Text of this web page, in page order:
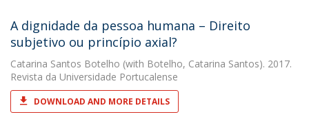
A dignidade da pessoa humana – Direito
subjetivo ou princípio axial?
Catarina Santos Botelho (with Botelho, Catarina Santos). 2017.
Revista da Universidade Portucalense
DOWNLOAD AND MORE DETAILS